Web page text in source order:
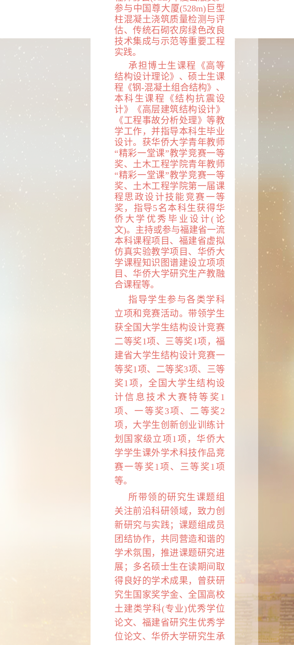
参与中国尊大厦(528m)巨型
柱混凝土浇筑质量检测与评
估、传统石砌农房绿色改良
技术集成与示范等重要工程
实践。
承担博士生课程《高等
结构设计理论》、硕士生课
程《钢-混凝土组合结构》、
本科生课程《结构抗震设
计》《高层建筑结构设计》
《工程事故分析处理》等教
学工作，并指导本科生毕业
设计。获华侨大学青年教师
“精彩一堂课”教学竞赛一等
奖、土木工程学院青年教师
“精彩一堂课”教学竞赛一等
奖、土木工程学院第一届课
程思政设计技能竞赛一等
奖，指导5名本科生获得华
侨大学优秀毕业设计(论
文)。主持或参与福建省一流
本科课程项目、福建省虚拟
仿真实验教学项目、华侨大
学课程知识图谱建设立项项
目、华侨大学研究生产教融
合课程等。
指导学生参与各类学科
立项和竞赛活动。带领学生
获全国大学生结构设计竞赛
二等奖1项、三等奖1项，福
建省大学生结构设计竞赛一
等奖1项、二等奖3项、三等
奖1项，全国大学生结构设
计信息技术大赛特等奖 1
项、一等奖 3项、二等奖2
项，大学生创新创业训练计
划国家级立项 1项，华侨大
学学生课外学术科技作品竞
赛一等奖 1项、三等奖 1项
等。
所带领的研究生课题组
关注前沿科研领域，致力创
新研究与实践；课题组成员
团结协作，共同营造和谐的
学术氛围，推进课题研究进
展；多名硕士生在读期间取
得良好的学术成果，曾获研
究生国家奖学金、全国高校
土建类学科(专业)优秀学位
论文、福建省研究生优秀学
位论文、华侨大学研究生承